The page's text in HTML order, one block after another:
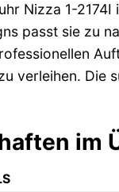
Nizza 1-
passt sie zu
verleihen. Die
im